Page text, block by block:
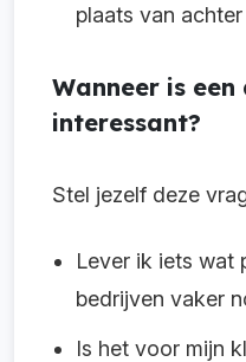
plaats van
Wanneer is
interessant?
Stel jezelf deze
Lever ik iets wat
bedrijven vaker
Is het voor mijn